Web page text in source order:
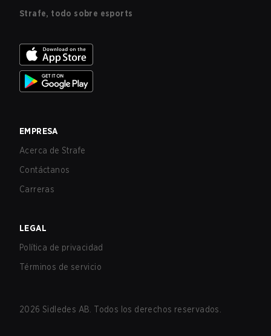
Strafe, todo sobre esports
EMPRESA
Acerca de Strafe
Contáctanos
Carreras
LEGAL
Política de privacidad
Términos de servicio
2026 Sidledes AB. Todos los derechos reservados.